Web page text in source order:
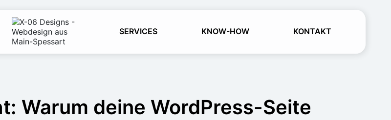
SERVICES KNOW-HOW KONTAKT
Warum deine WordPress-Seite